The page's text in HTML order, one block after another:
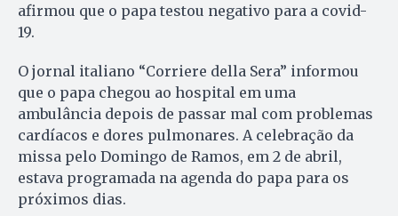
afirmou que o papa testou negativo para a covid-
19.
O jornal italiano “Corriere della Sera” informou
que o papa chegou ao hospital em uma
ambulância depois de passar mal com problemas
cardíacos e dores pulmonares. A celebração da
missa pelo Domingo de Ramos, em 2 de abril,
estava programada na agenda do papa para os
próximos dias.